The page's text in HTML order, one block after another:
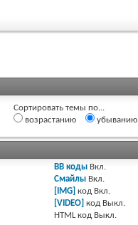
Сортировать темы по...
возрастанию
убыванию
BB коды Вкл.
Смайлы Вкл.
[IMG] код Вкл.
[VIDEO] код Выкл.
HTML код Выкл.